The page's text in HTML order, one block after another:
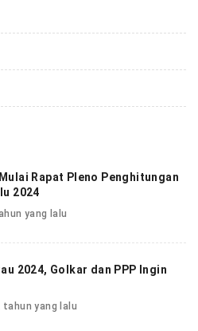
Rapat Pleno Penghitungan
2024
yang lalu
2024, Golkar dan PPP Ingin
tahun yang lalu